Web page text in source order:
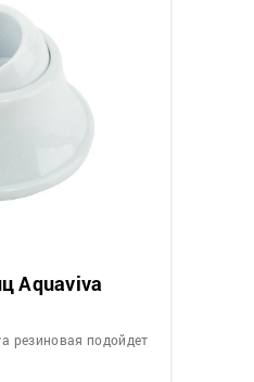
Aquaviva
резиновая подойдет